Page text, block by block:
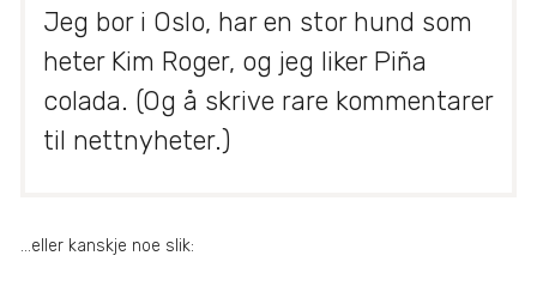
Jeg bor i Oslo, har en stor hund som
heter Kim Roger, og jeg liker Piña
colada. (Og å skrive rare kommentarer
til nettnyheter.)
…eller kanskje noe slik: